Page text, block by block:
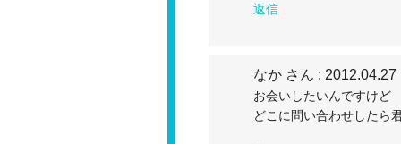
返信
なか さん : 2012.04.27
お会いしたいんですけど
どこに問い合わせしたら